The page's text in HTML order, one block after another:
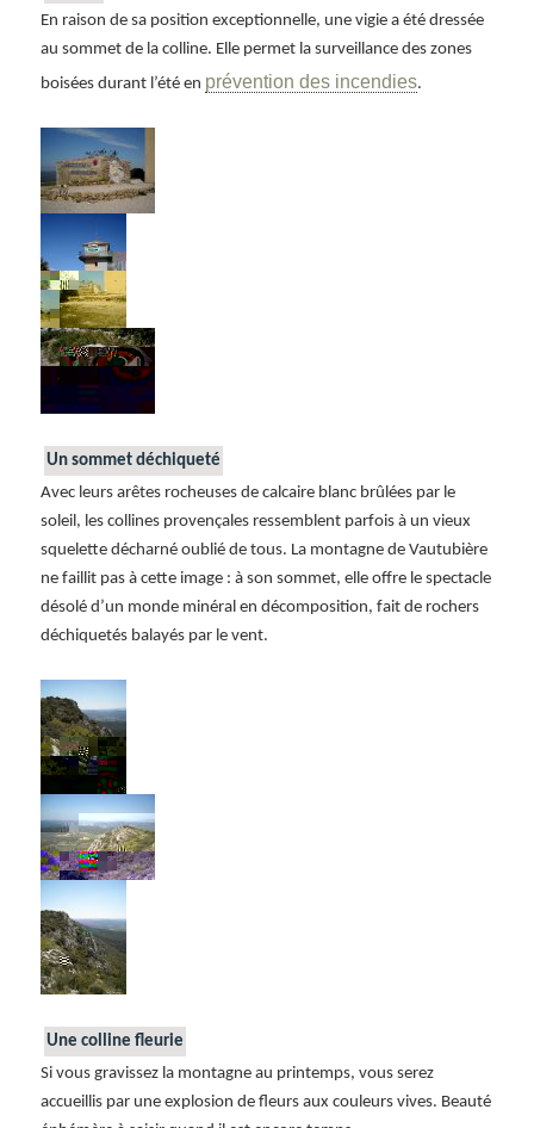
En raison de sa position exceptionnelle, une vigie a été dressée
au sommet de la colline. Elle permet la surveillance des zones
boisées durant l’été en prévention des incendies.
Un sommet déchiqueté
Avec leurs arêtes rocheuses de calcaire blanc brûlées par le
soleil, les collines provençales ressemblent parfois à un vieux
squelette décharné oublié de tous. La montagne de Vautubière
ne faillit pas à cette image : à son sommet, elle offre le spectacle
désolé d’un monde minéral en décomposition, fait de rochers
déchiquetés balayés par le vent.
Une colline fleurie
Si vous gravissez la montagne au printemps, vous serez
accueillis par une explosion de fleurs aux couleurs vives. Beauté